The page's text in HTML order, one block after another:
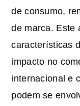
de consumo,
de marca. Este
características
impacto no
internacional e
podem se